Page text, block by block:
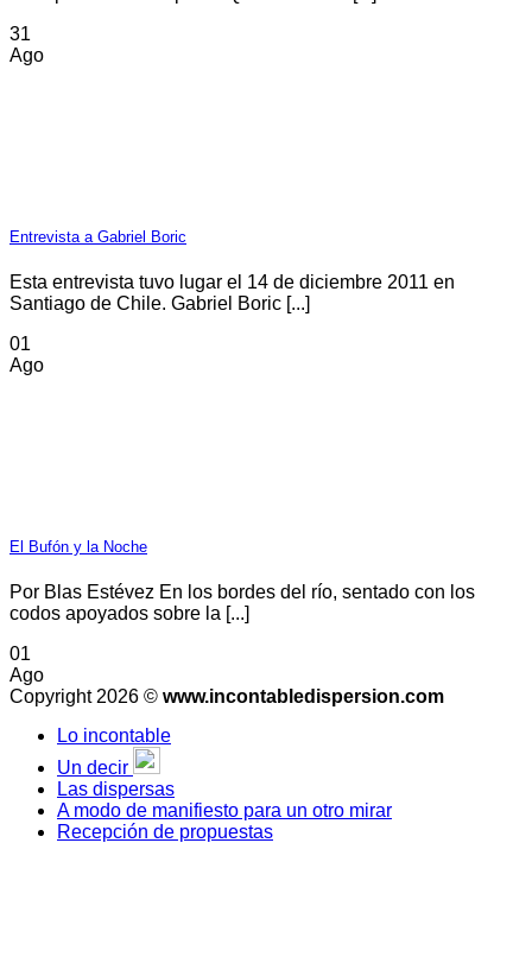
31
Ago
Entrevista a Gabriel Boric
Esta entrevista tuvo lugar el 14 de diciembre 2011 en
Santiago de Chile. Gabriel Boric [...]
01
Ago
El Bufón y la Noche
Por Blas Estévez En los bordes del río, sentado con los
codos apoyados sobre la [...]
01
Ago
Copyright 2026 © www.incontabledispersion.com
Lo incontable
Un decir
Las dispersas
A modo de manifiesto para un otro mirar
Recepción de propuestas